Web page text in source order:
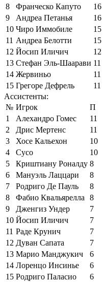
8
Франческо Капуто
16
9
Андреа Петанья
16
10 Чиро Иммобиле
15
11 Андреа Белотти
15
12 Йосип Иличич
12
13 Стефан Эль-Шаарави 11
14 Жервиньо
11
15 Грегоре Дефрель
11
Ассистенты:
№ Игрок
П
1
Алехандро Гомес
11
2
Дрис Мертенс
11
3
Хосе Кальехон
10
4
Сусо
10
5
Криштиану Роналду 8
6
Мануэль Лаццари
8
7
Родриго Де Пауль
8
8
Фабио Квальярелла
8
9
Дженгиз Ундер
7
10 Йосип Иличич
7
11 Раде Крунич
7
12 Дуван Сапата
7
13 Марио Манджукич
6
14 Лоренцо Инсинье
6
15 Родриго Паласио
6